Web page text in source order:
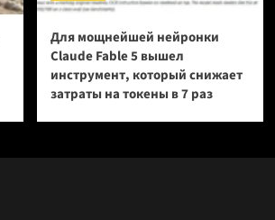
Для мощнейшей нейронки
Claude Fable 5 вышел
инструмент, который снижает
затраты на токены в 7 раз